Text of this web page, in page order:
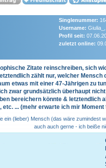
Singlenummer:
Username:
Profil seit:
zuletzt online:
Zitate reinschreiben, sich
zählt nur, welcher
etwas mit einer 47-Jährigen zu
zwar grundsätzlich überhaupt
bereichern könnte &
etc. ... (mehr erwarte ich mir
ein (lieber) Mensch (das wäre zumindest
auch auch gerne - ich beiße